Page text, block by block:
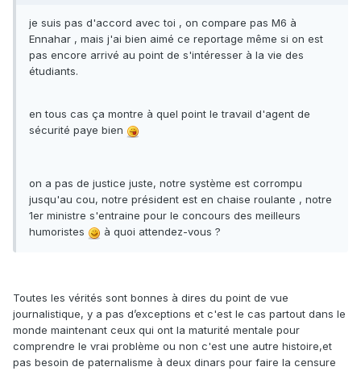
je suis pas d'accord avec toi , on compare pas M6 à
Ennahar , mais j'ai bien aimé ce reportage même si on est
pas encore arrivé au point de s'intéresser à la vie des
étudiants.
en tous cas ça montre à quel point le travail d'agent de
sécurité paye bien
on a pas de justice juste, notre système est corrompu
jusqu'au cou, notre président est en chaise roulante , notre
1er ministre s'entraine pour le concours des meilleurs
humoristes
à quoi attendez-vous ?
Toutes les vérités sont bonnes à dires du point de vue
journalistique, y a pas d’exceptions et c'est le cas partout dans le
monde maintenant ceux qui ont la maturité mentale pour
comprendre le vrai problème ou non c'est une autre histoire,et
pas besoin de paternalisme à deux dinars pour faire la censure